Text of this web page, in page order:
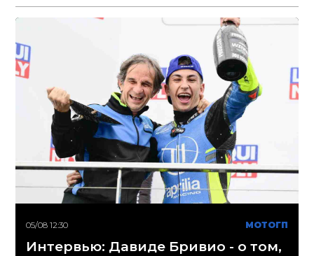
05/08 12:30 МОТОГП
Интервью: Давиде Бривио - о том,